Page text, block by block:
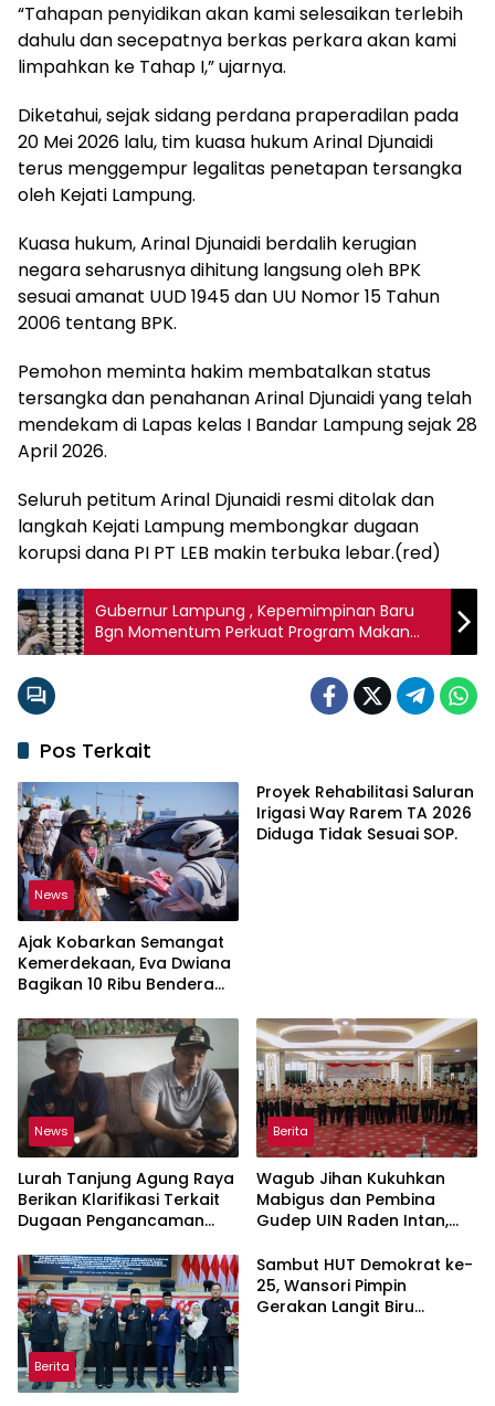
“Tahapan penyidikan akan kami selesaikan terlebih
dahulu dan secepatnya berkas perkara akan kami
limpahkan ke Tahap I,” ujarnya.
Diketahui, sejak sidang perdana praperadilan pada
20 Mei 2026 lalu, tim kuasa hukum Arinal Djunaidi
terus menggempur legalitas penetapan tersangka
oleh Kejati Lampung.
Kuasa hukum, Arinal Djunaidi berdalih kerugian
negara seharusnya dihitung langsung oleh BPK
sesuai amanat UUD 1945 dan UU Nomor 15 Tahun
2006 tentang BPK.
Pemohon meminta hakim membatalkan status
tersangka dan penahanan Arinal Djunaidi yang telah
mendekam di Lapas kelas I Bandar Lampung sejak 28
April 2026.
Seluruh petitum Arinal Djunaidi resmi ditolak dan
langkah Kejati Lampung membongkar dugaan
korupsi dana PI PT LEB makin terbuka lebar.(red)
Gubernur Lampung , Kepemimpinan Baru
Bgn Momentum Perkuat Program Makan
Bergizi Gratis
Pos Terkait
News
Ajak Kobarkan Semangat
Kemerdekaan, Eva Dwiana
Bagikan 10 Ribu Bendera
Proyek Rehabilitasi Saluran
Irigasi Way Rarem TA 2026
Diduga Tidak Sesuai SOP.
News
Lurah Tanjung Agung Raya
Berikan Klarifikasi Terkait
Dugaan Pengancaman
Berujung Laporan ke Polisi
Berita
Wagub Jihan Kukuhkan
Mabigus dan Pembina
Gudep UIN Raden Intan,
Karakter Generasi Muda
Berita
Sambut HUT Demokrat ke-
25, Wansori Pimpin
Gerakan Langit Biru